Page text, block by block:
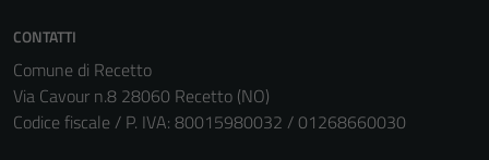
CONTATTI
Comune di Recetto
Via Cavour n.8 28060 Recetto (NO)
Codice fiscale / P. IVA: 80015980032 / 01268660030